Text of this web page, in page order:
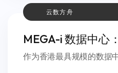
云数方舟
MEGA-i 数据中心
作为香港最具规模的数据